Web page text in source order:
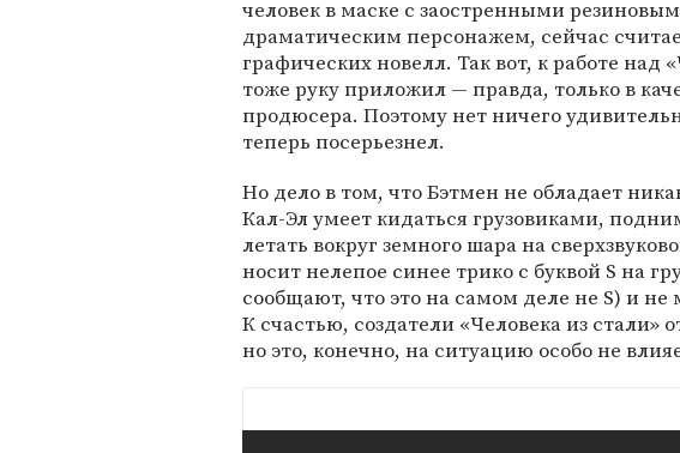
человек в маске с заостренными
драматическим персонажем, сейчас
графических новелл. Так вот, к работе над
тоже руку приложил — правда, только в
продюсера. Поэтому нет ничего
теперь посерьезнел.
Но дело в том, что Бэтмен не обладает
Кал-Эл умеет кидаться грузовиками,
летать вокруг земного шара на
носит нелепое синее трико с буквой S на
сообщают, что это на самом деле не S) и
К счастью, создатели «Человека из стали»
но это, конечно, на ситуацию особо не